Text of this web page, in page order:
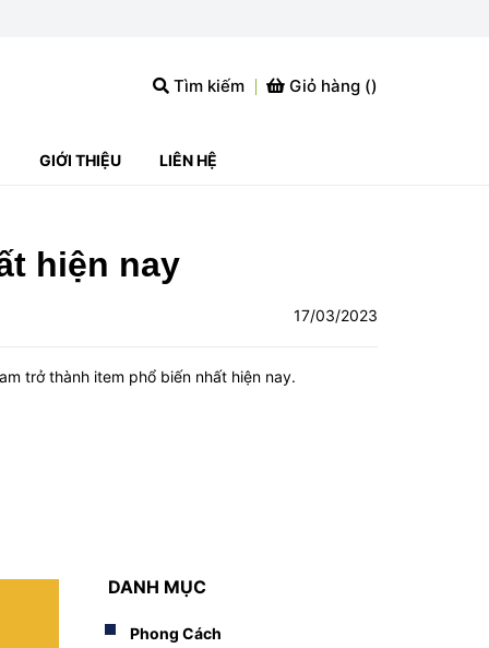
Tìm kiếm Giỏ hàng ()
GIỚI THIỆU LIÊN HỆ
hiện nay
17/03/2023
trở thành item phổ biến nhất hiện nay.
DANH MỤC
Phong Cách